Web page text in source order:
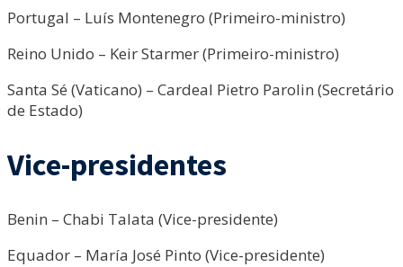
Portugal – Luís Montenegro (Primeiro-ministro)
Reino Unido – Keir Starmer (Primeiro-ministro)
Santa Sé (Vaticano) – Cardeal Pietro Parolin (Secretário
de Estado)
Vice-presidentes
Benin – Chabi Talata (Vice-presidente)
Equador – María José Pinto (Vice-presidente)